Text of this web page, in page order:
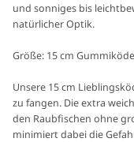
und sonniges bis
natürlicher Optik.
Größe: 15 cm
Unsere 15 cm
zu fangen. Die extra
den Raubfischen ohne
minimiert dabei die